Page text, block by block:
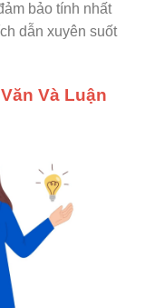
bảo tính nhất
dẫn xuyên suốt
Và Luận